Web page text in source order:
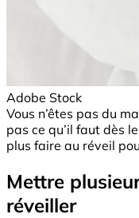
Adobe Stock
Vous n’êtes pas du
pas ce qu’il faut dès
plus faire au réveil
Mettre
réveiller